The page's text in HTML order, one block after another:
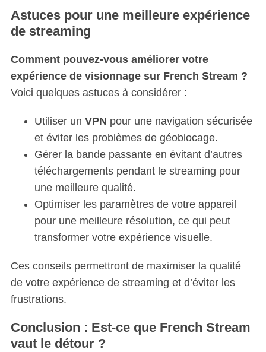
Astuces pour une meilleure expérience
de streaming
Comment pouvez-vous améliorer votre
expérience de visionnage sur French Stream ?
Voici quelques astuces à considérer :
Utiliser un VPN pour une navigation sécurisée
et éviter les problèmes de géoblocage.
Gérer la bande passante en évitant d’autres
téléchargements pendant le streaming pour
une meilleure qualité.
Optimiser les paramètres de votre appareil
pour une meilleure résolution, ce qui peut
transformer votre expérience visuelle.
Ces conseils permettront de maximiser la qualité
de votre expérience de streaming et d’éviter les
frustrations.
Conclusion : Est-ce que French Stream
vaut le détour ?